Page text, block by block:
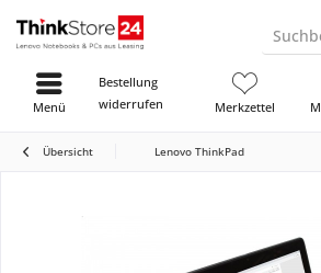
Bestellung
widerrufen
Merkzettel
Menü
Übersicht Lenovo ThinkPad